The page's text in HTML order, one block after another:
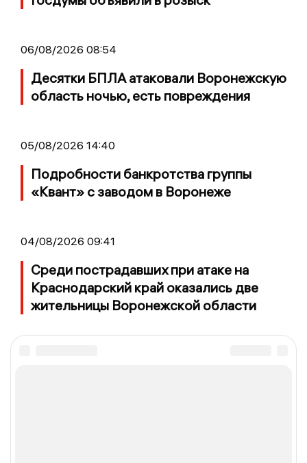
06/08/2026 08:54
Десятки БПЛА атаковали Воронежскую
область ночью, есть повреждения
05/08/2026 14:40
Подробности банкротства группы
«Квант» с заводом в Воронеже
04/08/2026 09:41
Среди пострадавших при атаке на
Краснодарский край оказались две
жительницы Воронежской области